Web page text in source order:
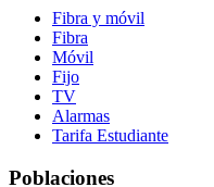
Fibra y móvil
Fibra
Móvil
Fijo
TV
Alarmas
Tarifa Estudiante
Poblaciones